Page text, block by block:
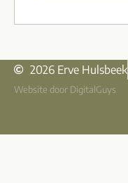
2026 Erve Hulsbeek
Website door DigitalGuys